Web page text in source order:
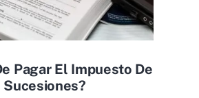
Pagar El Impuesto De
Sucesiones?